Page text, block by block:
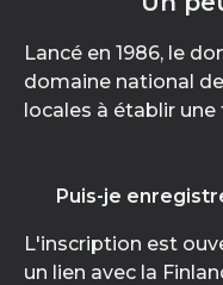
Lancé en 1986, le
domaine national
locales à établir
Puis-je
L'inscription est
un lien avec la